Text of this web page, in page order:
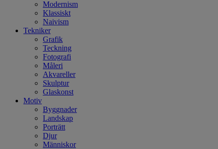
Modernism
Klassiskt
Naivism
Tekniker
Grafik
Teckning
Fotografi
Måleri
Akvareller
Skulptur
Glaskonst
Motiv
Byggnader
Landskap
Porträtt
Djur
Människor